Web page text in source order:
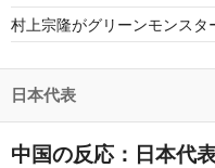
村上宗隆がグリーンモンス
英国人「獲得してくれ」上
日本代表
中国の反応：日本代